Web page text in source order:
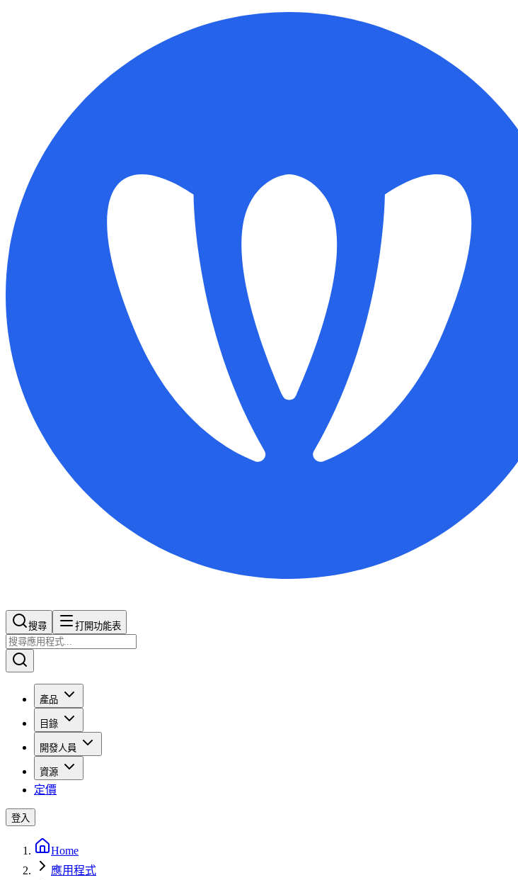
搜尋​​​​ 打開功能表
產品
目錄
開發人員
資源
定價
登入
Home
應用程式